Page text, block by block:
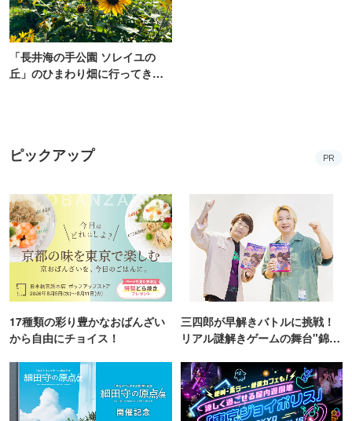
「長井海の手公園 ソレイユの
丘」のひまわり畑に行ってき
ピックアップ PR
17種類の彩り豊かなおばんざい
から自由にチョイス！
三四郎が早解きバトルに挑戦！
リアル謎解きゲームの舞台"錦糸